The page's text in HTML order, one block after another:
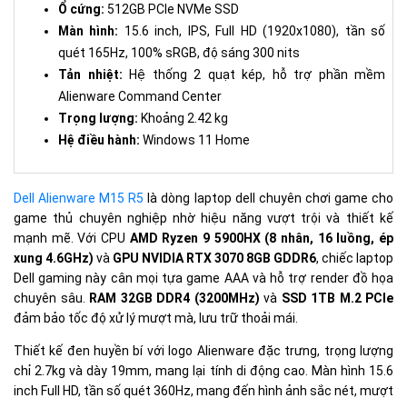
Ổ cứng: 512GB PCIe NVMe SSD
Màn hình: 15.6 inch, IPS, Full HD (1920x1080), tần số
quét 165Hz, 100% sRGB, độ sáng 300 nits
Tản nhiệt: Hệ thống 2 quạt kép, hỗ trợ phần mềm
Alienware Command Center
Trọng lượng: Khoảng 2.42 kg
Hệ điều hành: Windows 11 Home
Dell Alienware M15 R5 là dòng laptop dell chuyên chơi game cho
game thủ chuyên nghiệp nhờ hiệu năng vượt trội và thiết kế
mạnh mẽ. Với CPU AMD Ryzen 9 5900HX (8 nhân, 16 luồng, ép
xung 4.6GHz) và GPU NVIDIA RTX 3070 8GB GDDR6, chiếc laptop
Dell gaming này cân mọi tựa game AAA và hỗ trợ render đồ họa
chuyên sâu.
RAM 32GB DDR4 (3200MHz) và SSD 1TB M.2 PCIe
đảm bảo tốc độ xử lý mượt mà, lưu trữ thoải mái.
Thiết kế đen huyền bí với logo Alienware đặc trưng, trọng lượng
chỉ 2.7kg và dày 19mm, mang lại tính di động cao. Màn hình 15.6
inch Full HD, tần số quét 360Hz, mang đến hình ảnh sắc nét, mượt